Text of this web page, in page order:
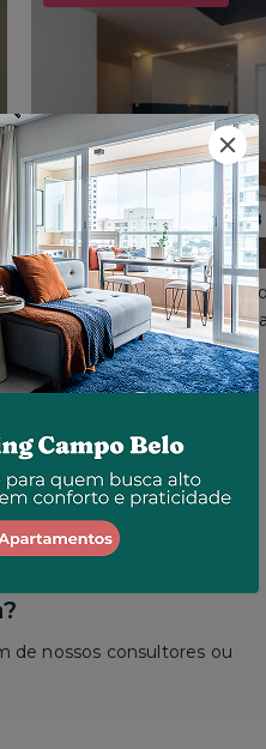
Promoção até 15/08
Consolação • Av Consolação
Compartilhado até 5
Aluguel R$ 1.562
TotalR$ 2.650por R$ 2.573
de nossos consultores ou